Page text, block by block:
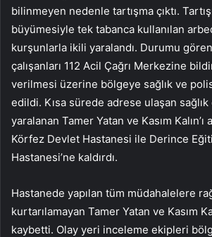
bilinmeyen nedenle tartışma çıktı.
büyümesiyle tek tabanca kullanılan
kurşunlarla ikili yaralandı. Durumu
çalışanları 112 Acil Çağrı Merkezine
verilmesi üzerine bölgeye sağlık ve
edildi. Kısa sürede adrese ulaşan sağlık
yaralanan Tamer Yatan ve Kasım
Körfez Devlet Hastanesi ile Derince
Hastanesi’ne kaldırdı.
Hastanede yapılan tüm müdahalelere
kurtarılamayan Tamer Yatan ve Kasım
kaybetti. Olay yeri inceleme ekipleri